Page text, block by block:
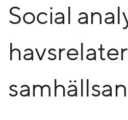
Social